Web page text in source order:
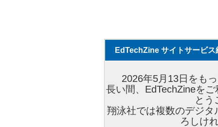
EdTechZine サイトサービス
2026年5月13日をも
長い間、EdTechZineを
とう
翔泳社では複数のデジ
ろしけ